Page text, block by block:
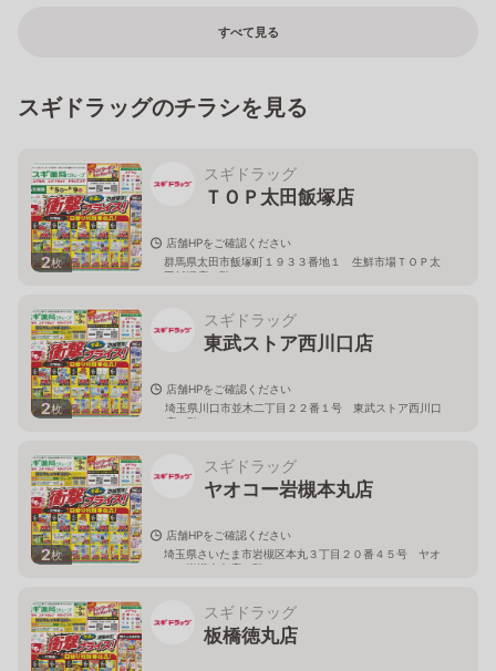
すべて見る
スギドラッグのチラシを見る
2枚
スギドラッグ
ＴＯＰ太田飯塚店
店舗HPをご確認ください
群馬県太田市飯塚町１９３３番地１ 生鮮市場ＴＯＰ太
田飯塚店１階
2枚
スギドラッグ
東武ストア西川口店
店舗HPをご確認ください
埼玉県川口市並木二丁目２２番１号 東武ストア西川口
店２階
2枚
スギドラッグ
ヤオコー岩槻本丸店
店舗HPをご確認ください
埼玉県さいたま市岩槻区本丸３丁目２０番４５号 ヤオ
コー岩槻本丸店２階
スギドラッグ
板橋徳丸店